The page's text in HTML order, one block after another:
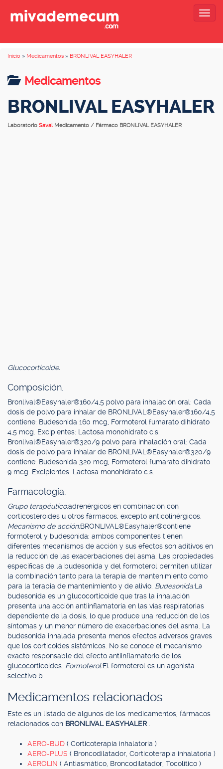
Inicio » Medicamentos » BRONLIVAL EASYHALER
Medicamentos
BRONLIVAL EASYHALER
Laboratorio Saval Medicamento / Fármaco BRONLIVAL EASYHALER
Glucocorticoide.
Composición.
Bronlival®Easyhaler®160/4,5 polvo para inhalación oral: Cada
dosis de polvo para inhalar de BRONLIVAL®Easyhaler®160/4,5
contiene: Budesonida 160 mcg, Formoterol fumarato dihidrato
4,5 mcg. Excipientes: Lactosa monohidrato c.s.
Bronlival®Easyhaler®320/9 polvo para inhalación oral: Cada
dosis de polvo para inhalar de BRONLIVAL®Easyhaler®320/9
contiene: Budesonida 320 mcg, Formoterol fumarato dihidrato
9 mcg. Excipientes: Lactosa monohidrato c.s.
Farmacología.
Grupo terapéutico:adrenérgicos en combinación con
corticosteroides u otros fármacos, excepto anticolinérgicos.
Mecanismo de acción:BRONLIVAL®Easyhaler®contiene
formoterol y budesonida; ambos componentes tienen
diferentes mecanismos de acción y sus efectos son aditivos en
la reducción de las exacerbaciones del asma. Las propiedades
específicas de la budesonida y del formoterol permiten utilizar
la combinación tanto para la terapia de mantenimiento como
para la terapia de mantenimiento y de alivio. Budesonida:La
budesonida es un glucocorticoide que tras la inhalación
presenta una acción antiinflamatoria en las vías respiratorias
dependiente de la dosis, lo que produce una reducción de los
síntomas y un menor número de exacerbaciones del asma. La
budesonida inhalada presenta menos efectos adversos graves
que los corticoides sistémicos. No se conoce el mecanismo
exacto responsable del efecto antiinflamatorio de los
glucocorticoides. Formoterol:El formoterol es un agonista
selectivo b
Medicamentos relacionados
Este es un listado de algunos de los medicamentos, fármacos
relacionados con BRONLIVAL EASYHALER
AERO-BUD ( Corticoterapia inhalatoria )
AERO-PLUS ( Broncodilatador, Corticoterapia inhalatoria )
AEROLIN ( Antiasmático, Broncodilatador, Tocolítico )